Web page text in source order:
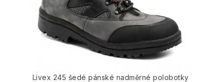
Livex 245 šedé pánské nadměrné polobotky